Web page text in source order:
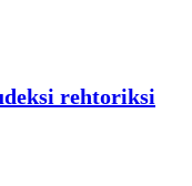
rehtoriksi